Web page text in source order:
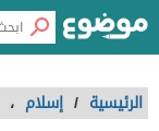
الرئيسية / إسلام ،